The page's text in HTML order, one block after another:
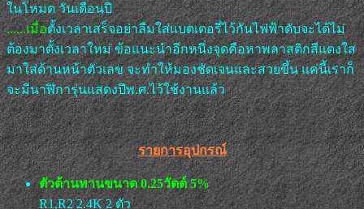
ในโหมด วันเดือนปี
......เมื่อตั้งเวลาเสร็จอย่าลืมใส่แบตเตอรี่ไว้กันไฟฟ้าดับจะได้ไม่
ต้องมาตั้งเวลาใหม่ ข้อแนะนำอีกหนึ่งจุดคือหาพลาสติกสีแดงใส
มาใส่ด้านหน้าตัวเลข จะทำให้มองชัดเจนและสวยขึ้น แค่นี้เราก็
จะมีนาฬิการุ่นแสดงปีพ.ศ.ไว้ใช้งานแล้ว
รายการอุปกรณ์
ตัวต้านทานขนาด 0.25วัตต์ 5%
R1,R2 2.4K 2 ตัว